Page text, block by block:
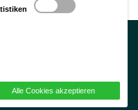
3.0
Alle Cookies akzeptieren